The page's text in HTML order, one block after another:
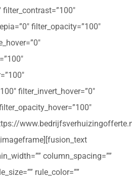
filter_opacity=”100″
filter_invert_hover=”0″
column_spacing=””
rule_color=””